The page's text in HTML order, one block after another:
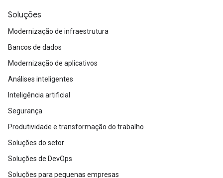
Soluções
Modernização de infraestrutura
Bancos de dados
Modernização de aplicativos
Análises inteligentes
Inteligência artificial
Segurança
Produtividade e transformação do trabalho
Soluções do setor
Soluções de DevOps
Soluções para pequenas empresas